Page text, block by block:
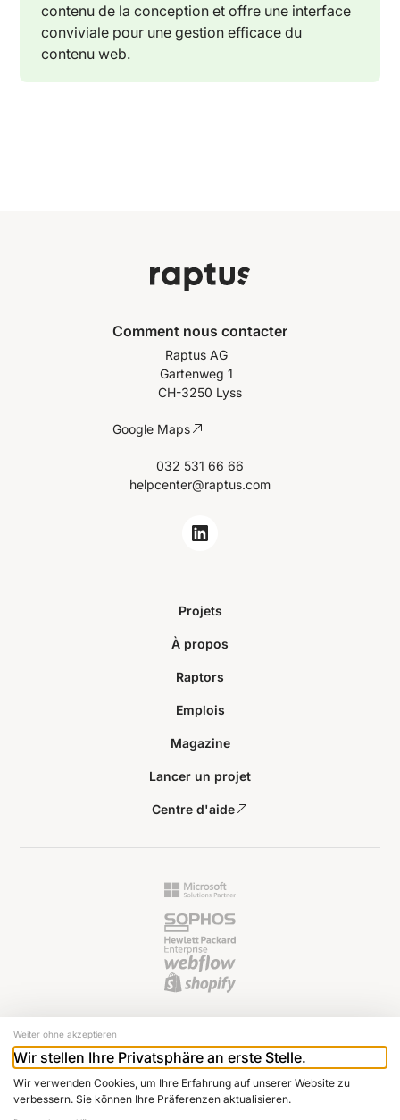
contenu de la conception et offre une interface
conviviale pour une gestion efficace du
contenu web.
Comment nous contacter
Raptus AG
Gartenweg 1
CH-3250 Lyss
Google Maps
032 531 66 66
helpcenter@raptus.com
Projets
À propos
Raptors
Emplois
Magazine
Lancer un projet
Centre d'aide
© 2024 Raptus AG
Bulletin d'information
Weiter ohne akzeptieren
Wir stellen Ihre Privatsphäre an erste Stelle.
Wir verwenden Cookies, um Ihre Erfahrung auf unserer Website zu
verbessern. Sie können Ihre Präferenzen aktualisieren.